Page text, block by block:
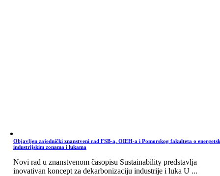
Objavljen zajednički znanstveni rad FSB-a, OIEH-a i Pomorskog fakulteta o
industrijskim zonama i lukama
Novi rad u znanstvenom časopisu Sustainability predstavlja
inovativan koncept za dekarbonizaciju industrije i luka U ...